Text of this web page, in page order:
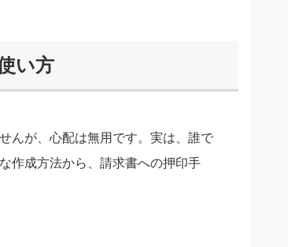
い方
んが、心配は無用です。実は、誰で
作成方法から、請求書への押印手